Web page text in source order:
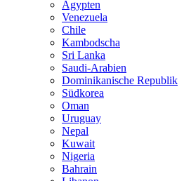
Ägypten
Venezuela
Chile
Kambodscha
Sri Lanka
Saudi-Arabien
Dominikanische Republik
Südkorea
Oman
Uruguay
Nepal
Kuwait
Nigeria
Bahrain